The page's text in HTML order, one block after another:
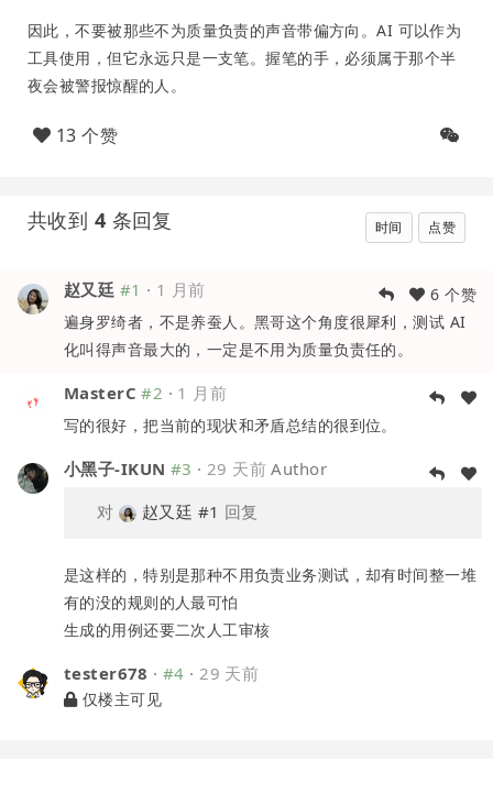
因此，不要被那些不为质量负责的声音带偏方向。AI 可以作为
工具使用，但它永远只是一支笔。握笔的手，必须属于那个半
夜会被警报惊醒的人。
13 个赞
共收到 4 条回复 时间 点赞
赵又廷 #1 · 1 月前
6 个赞
遍身罗绮者，不是养蚕人。黑哥这个角度很犀利，测试 AI
化叫得声音最大的，一定是不用为质量负责任的。
MasterC #2 · 1 月前
写的很好，把当前的现状和矛盾总结的很到位。
小黑子-IKUN #3 · 29 天前 Author
对
赵又廷 #1 回复
是这样的，特别是那种不用负责业务测试，却有时间整一堆
有的没的规则的人最可怕
生成的用例还要二次人工审核
tester678 ·#4 · 29 天前
仅楼主可见